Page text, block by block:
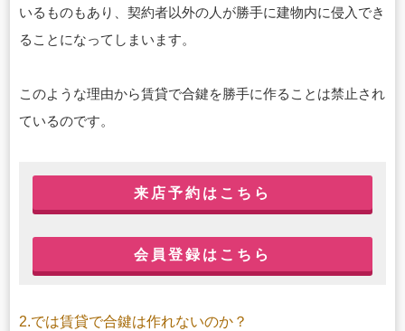
いるものもあり、契約者以外の人が勝手に建物内に侵入でき
ることになってしまいます。
このような理由から賃貸で合鍵を勝手に作ることは禁止され
ているのです。
来店予約はこちら
会員登録はこちら
2.では賃貸で合鍵は作れないのか？